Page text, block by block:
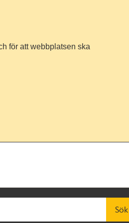
för att webbplatsen ska
Sök